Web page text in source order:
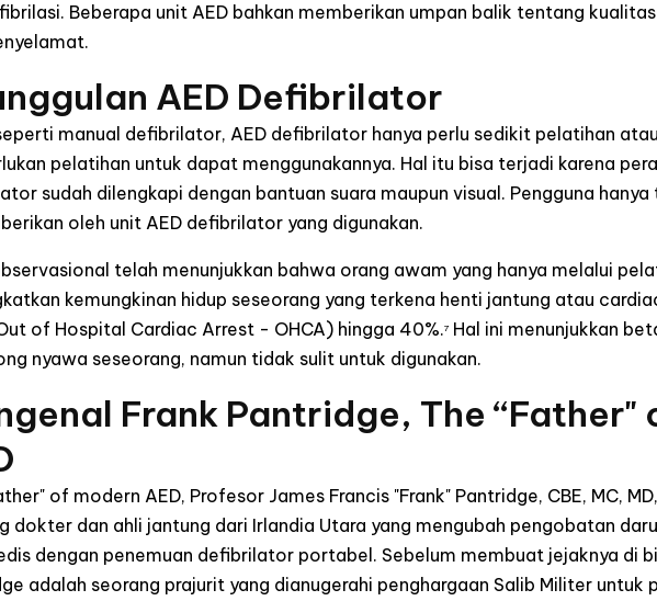
Beberapa unit AED bahkan memberikan umpan balik tentang
AED Defibrilator
manual defibrilator, AED defibrilator hanya perlu sedikit pelatihan
pelatihan untuk dapat menggunakannya. Hal itu bisa terjadi karena
sudah dilengkapi dengan bantuan suara maupun visual. Pengguna
oleh unit AED defibrilator yang digunakan.
telah menunjukkan bahwa orang awam yang hanya melalui
kemungkinan hidup seseorang yang terkena henti jantung atau
of Hospital Cardiac Arrest - OHCA) hingga 40%.7Hal ini menunjukkan
nyawa seseorang, namun tidak sulit untuk digunakan.
Frank Pantridge, The “Father"
of modern AED, Profesor James Francis "Frank" Pantridge, CBE, MC,
dokter dan ahli jantung dari Irlandia Utara yang mengubah pengobatan
dengan penemuan defibrilator portabel. Sebelum membuat jejaknya di
adalah seorang prajurit yang dianugerahi penghargaan Salib Militer untuk